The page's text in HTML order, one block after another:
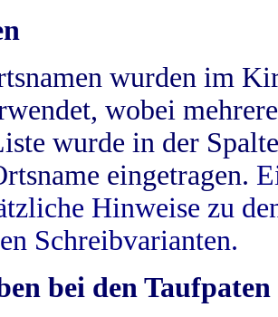
wurden im
wobei
wurde in der
eingetragen.
Hinweise zu
Schreibvarianten.
bei den Taufpaten